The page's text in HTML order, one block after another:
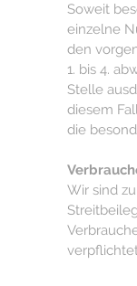
Soweit
einzelne
den
1. bis 4.
Stelle
diesem
die
Wir sind